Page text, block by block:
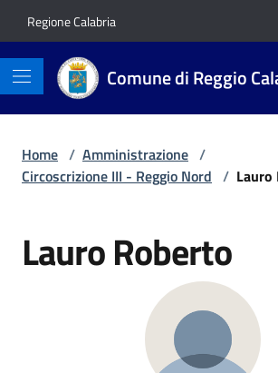
Regione Calabria
Comune di Reggio
Home / Amministrazione /
Circoscrizione III - Reggio Nord / Lauro
Lauro Roberto